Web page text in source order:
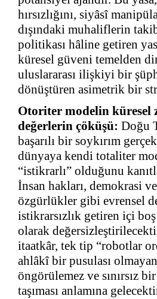
hırsızlığını, siyâsî
dışındaki muhaliflerin
politikası hâline getiren
küresel güveni temelden
uluslararası ilişkiyi bir
dönüştüren asimetrik bir
Otoriter modelin küresel
değerlerin çöküşü: Doğu
başarılı bir soykırım
dünyaya kendi totaliter
“istikrarlı” olduğunu
İnsan hakları, demokrasi
özgürlükler gibi evrensel
istikrarsızlık getiren içi
olarak
itaatkâr, tek tip “robotlar
ahlâkî bir pusulası
öngörülemez ve sınırsız
taşıması anlamına